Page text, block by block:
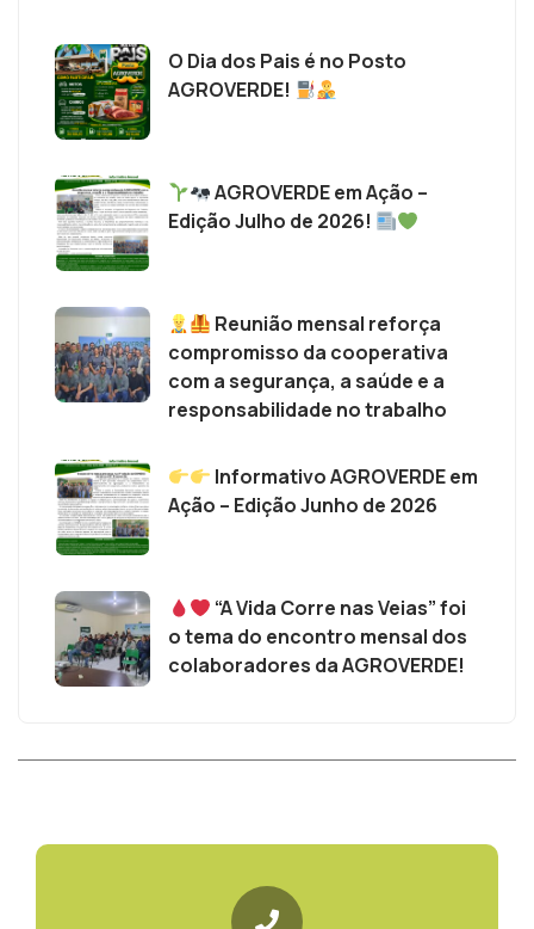
O Dia dos Pais é no Posto
AGROVERDE!
AGROVERDE em Ação –
Edição Julho de 2026!
Reunião mensal reforça
compromisso da cooperativa
com a segurança, a saúde e a
responsabilidade no trabalho
Informativo AGROVERDE em
Ação – Edição Junho de 2026
“A Vida Corre nas Veias” foi
o tema do encontro mensal dos
colaboradores da AGROVERDE!